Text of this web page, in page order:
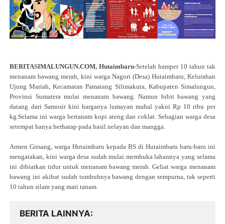
BERITASIMALUNGUN.COM, Hutaimbaru-Setelah hamper 10 tahun tak
menanam bawang merah, kini warga Nagori (Desa) Hutaimbaru, Kelurahan
Ujung Mariah, Kecamatan Pamatang Silimakuta, Kabupaten Simalungun,
Provinsi Sumatera mulai menanam bawang. Namun bibit bawang yang
datang dari Samosir kini harganya lumayan mahal yakni Rp 10 ribu per
kg.Selama ini warga bertanam kopi ateng dan coklat. Sebagian warga desa
setempat hanya berharap pada hasil nelayan dan mangga.
Armen Girsang, warga Hutaimbaru kepada BS di Hutaimbaru baru-baru ini
mengatakan, kini warga desa sudah mulai membuka lahannya yang selama
ini dibiarkan tidur untuk menanam bawang merah. Geliat warga menanam
bawang ini akibat sudah tumbuhnya bawang dengan sempurna, tak seperti
10 tahun silam yang mati tanam.
BERITA LAINNYA